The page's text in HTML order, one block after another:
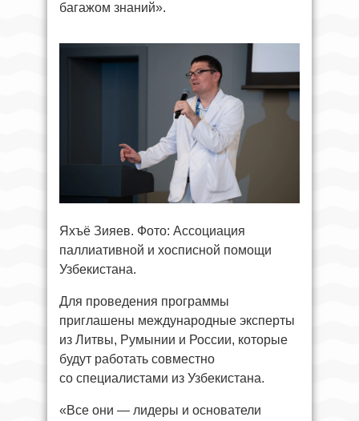
багажом знаний».
Яхъё Зияев. Фото: Ассоциация
паллиативной и хосписной помощи
Узбекистана.
Для проведения программы
приглашены международные эксперты
из Литвы, Румынии и России, которые
будут работать совместно
со специалистами из Узбекистана.
«Все они — лидеры и основатели